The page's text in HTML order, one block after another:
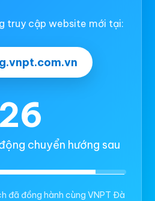
truy cập website mới tại:
26
chuyển hướng sau
đã đồng hành cùng VNPT Đà